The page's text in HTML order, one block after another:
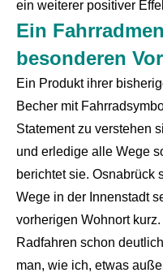
ein weiterer positiver
Ein
besonderen
Ein Produkt ihrer
Becher mit
Statement zu verstehen
und erledige alle Wege
berichtet sie. Osnabrück
Wege in der Innenstadt
vorherigen Wohnort
Radfahren schon
man, wie ich, etwas